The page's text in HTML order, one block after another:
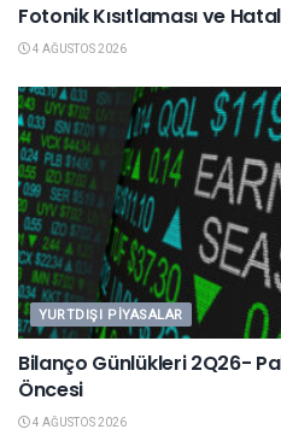
Fotonik Kısıtlaması ve
4 AĞUSTOS 2026
YURTDIŞI PIYASALAR
Bilanço Günlükleri 2Q26-
Öncesi
4 AĞUSTOS 2026